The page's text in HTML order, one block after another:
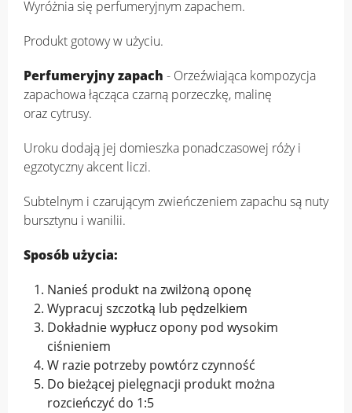
Wyróżnia się perfumeryjnym zapachem.
Produkt gotowy w użyciu.
Perfumeryjny zapach - Orzeźwiająca kompozycja
zapachowa łącząca czarną porzeczkę, malinę
oraz cytrusy.
Uroku dodają jej domieszka ponadczasowej róży i
egzotyczny akcent liczi.
Subtelnym i czarującym zwieńczeniem zapachu są nuty
bursztynu i wanilii.
Sposób użycia:
Nanieś produkt na zwilżoną oponę
Wypracuj szczotką lub pędzelkiem
Dokładnie wypłucz opony pod wysokim
ciśnieniem
W razie potrzeby powtórz czynność
Do bieżącej pielęgnacji produkt można
rozcieńczyć do 1:5